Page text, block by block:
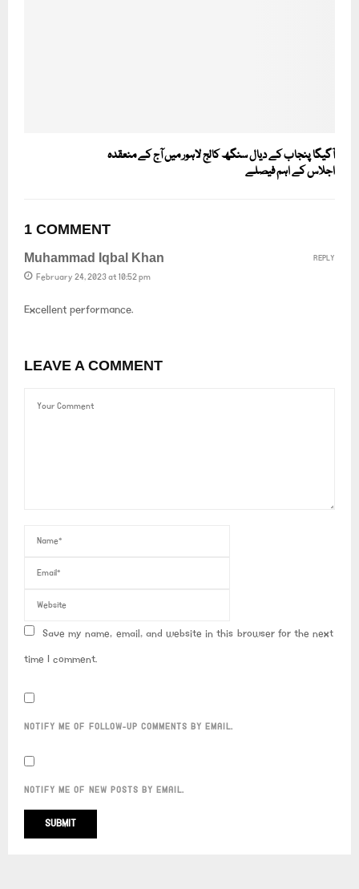
آگیگا پنجاب کے دیال سنگھ کالج لاہور میں آج کے منعقدہ
اجلاس کے اہم فیصلے
1 COMMENT
Muhammad Iqbal Khan
February 24, 2023 at 10:52 pm
Excellent performance.
REPLY
LEAVE A COMMENT
Save my name, email, and website in this browser for the next
time I comment.
NOTIFY ME OF FOLLOW-UP COMMENTS BY EMAIL.
NOTIFY ME OF NEW POSTS BY EMAIL.